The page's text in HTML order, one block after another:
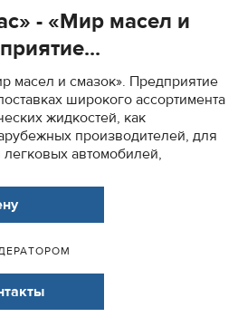
- «Мир масел и
масел и смазок». Предприятие
широкого ассортимента
жидкостей, как
производителей, для
автомобилей,